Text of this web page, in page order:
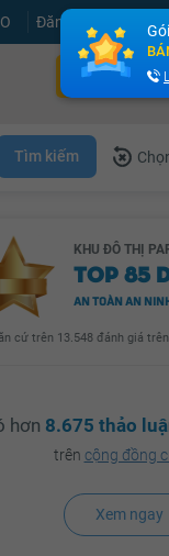
Đăng tin miễn phí
Bán nhà
Tìm kiếm
KHU ĐÔ THỊ
TOP 85
AN TOÀN AN
cứ trên 13.548 đánh giá trên
hơn 8.675 thảo
trên cộng đồng
Xem ngay